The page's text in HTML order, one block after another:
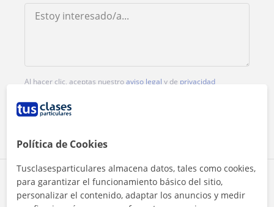
Comparte a este profesor
Al hacer clic, aceptas nuestroaviso legal y de privacidad
Política de Cookies
Tusclasesparticulares almacena datos, tales como cookies,
para garantizar el funcionamiento básico del sitio,
personalizar el contenido, adaptar los anuncios y medir